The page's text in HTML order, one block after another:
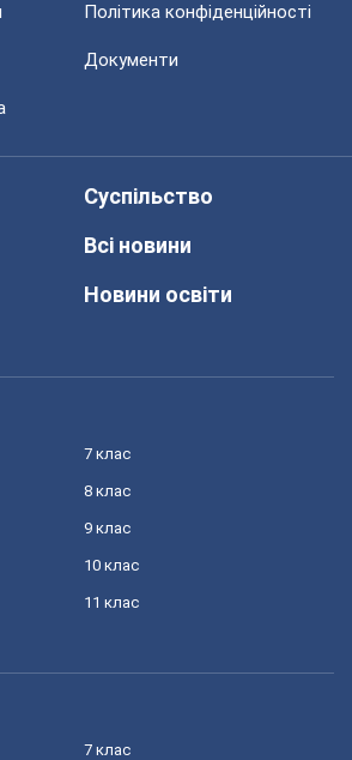
Політика конфіденційності
Документи
Суспільство
Всі новини
Новини освіти
7 клас
8 клас
9 клас
10 клас
11 клас
7 клас